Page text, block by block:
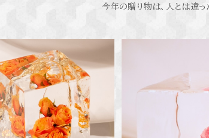
今年の贈り物は、人とは違
ンセスシューズ） イエロ
ー
¥11,000
ブライダ